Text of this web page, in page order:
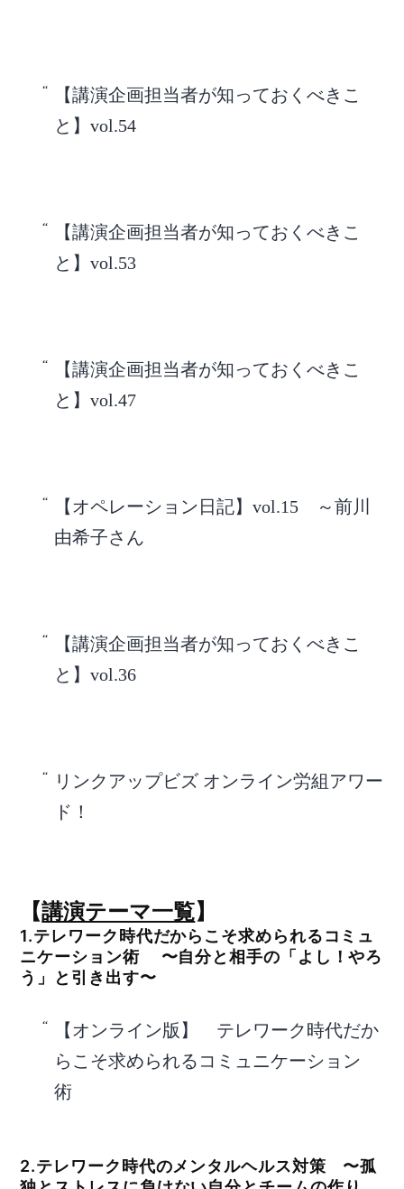
【講演企画担当者が知っておくべきこ
と】vol.54
【講演企画担当者が知っておくべきこ
と】vol.53
【講演企画担当者が知っておくべきこ
と】vol.47
【オペレーション日記】vol.15 ～前川
由希子さん
【講演企画担当者が知っておくべきこ
と】vol.36
リンクアップビズ オンライン労組アワー
ド！
【講演テーマ一覧】
1.テレワーク時代だからこそ求められるコミュ
ニケーション術 〜自分と相手の「よし！やろ
う」と引き出す〜
【オンライン版】 テレワーク時代だか
らこそ求められるコミュニケーション
術
2.テレワーク時代のメンタルヘルス対策 〜孤